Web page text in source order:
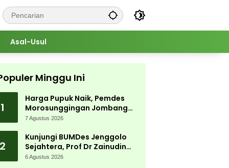
Asal-Usul
Minggu Ini
1
Harga Pupuk Naik, Pemdes
Morosunggingan Jombang
Cari Solusi Lewat Kajian
7 Agustus 2026
2
Kunjungi BUMDes Jenggolo
Sejahtera, Prof Dr Zainudin
Maliki: Kita Wujudkan
6 Agustus 2026